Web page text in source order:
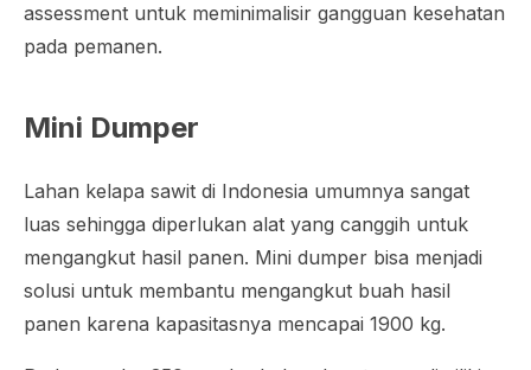
assessment untuk meminimalisir gangguan kesehatan
pada pemanen.
Mini Dumper
Lahan kelapa sawit di Indonesia umumnya sangat
luas sehingga diperlukan alat yang canggih untuk
mengangkut hasil panen. Mini dumper bisa menjadi
solusi untuk membantu mengangkut buah hasil
panen karena kapasitasnya mencapai 1900 kg.